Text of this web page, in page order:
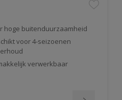
hoge buitenduurzaamheid
voor 4-seizoenen
verwerkbaar